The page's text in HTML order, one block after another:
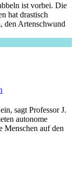
ist vorbei. Die
hat drastisch
den Artenschwund
sagt Professor J.
autonome
Menschen auf den